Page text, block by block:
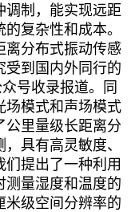
调制，能实现远距
复杂性和成本。
离分布式振动传感
受到国内外同行的
号收录报道。同
场模式和声场模式
公里量级长距离分
具有高灵敏度、
提出了一种利用
测量湿度和温度的
米级空间分辨率的